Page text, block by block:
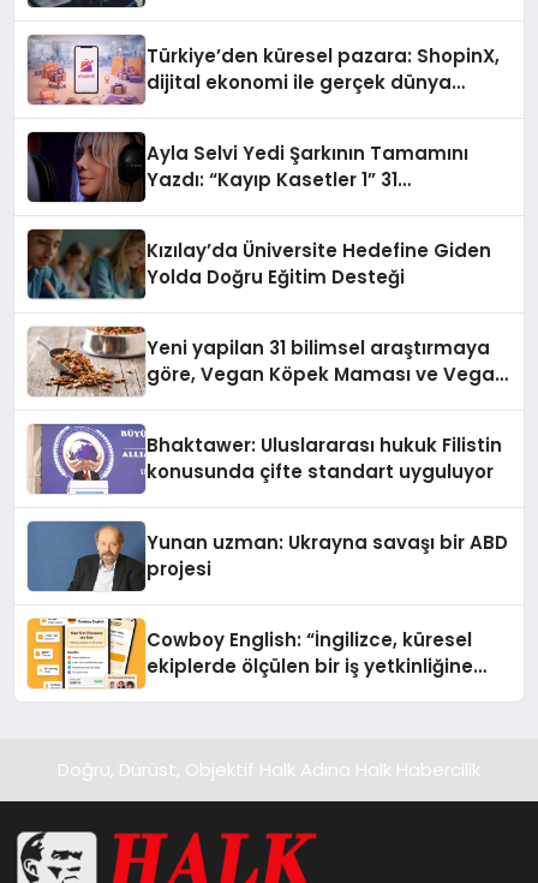
Türkiye’den küresel pazara: ShopinX,
dijital ekonomi ile gerçek dünya
Ayla Selvi Yedi Şarkının Tamamını
Yazdı: “Kayıp Kasetler 1” 31
Kızılay’da Üniversite Hedefine Giden
Yolda Doğru Eğitim Desteği
Yeni yapilan 31 bilimsel araştırmaya
göre, Vegan Köpek Maması ve Vegan
Bhaktawer: Uluslararası hukuk Filistin
konusunda çifte standart uyguluyor
Yunan uzman: Ukrayna savaşı bir ABD
projesi
Cowboy English: “İngilizce, küresel
ekiplerde ölçülen bir iş yetkinliğine
Doğru, Dürüst, Objektif Halk Adına Halk Habercilik